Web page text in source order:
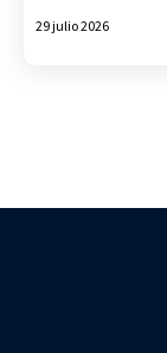
29 julio 2026